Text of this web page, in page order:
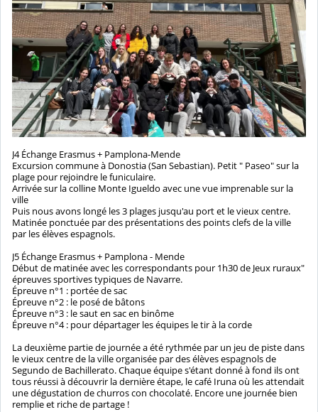
J4 Échange Erasmus + Pamplona-Mende
Excursion commune à Donostia (San Sebastian). Petit " Paseo" sur la
plage pour rejoindre le funiculaire.
Arrivée sur la colline Monte Igueldo avec une vue imprenable sur la
ville
Puis nous avons longé les 3 plages jusqu'au port et le vieux centre.
Matinée ponctuée par des présentations des points clefs de la ville
par les élèves espagnols.
J5 Échange Erasmus + Pamplona - Mende
Début de matinée avec les correspondants pour 1h30 de Jeux ruraux"
épreuves sportives typiques de Navarre.
Épreuve n°1 : portée de sac
Épreuve n°2 : le posé de bâtons
Épreuve n°3 : le saut en sac en binôme
Épreuve n°4 : pour départager les équipes le tir à la corde
La deuxième partie de journée a été rythmée par un jeu de piste dans
le vieux centre de la ville organisée par des élèves espagnols de
Segundo de Bachillerato. Chaque équipe s'étant donné à fond ils ont
tous réussi à découvrir la dernière étape, le café Iruna où les attendait
une dégustation de churros con chocolaté. Encore une journée bien
remplie et riche de partage !